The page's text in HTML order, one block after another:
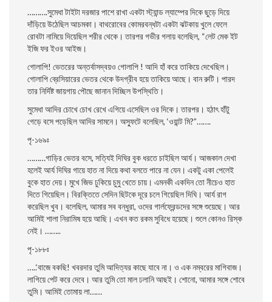
……….সুমেধা টাইটা দরজার পাশে রাখা একটা স্ট্যান্ড ল্যাম্পের দিকে ছুড়ে দিয়ে
দাঁড়িয়ে উঠেছিল আচমকা। বাথরােবের কোমরবন্ধটা একটা ঝটকায় খুলে ফেলে
রােবটা নামিয়ে দিয়েছিল শরীর থেকে। তারপর গভীর গলায় বলেছিল, “লেট মেক ইট
ইজি ফর ইওর আইজ।
গােলাপি! ভেতরের অন্তর্বাসদ্বয়ও গােলাপি ! আদি হাঁ করে তাকিয়ে দেখেছিল।
গােলাপি ব্রেসিয়ারের ভেতর থেকে উদগ্রীব হয়ে তাকিয়ে আছে। বান রুটি। পারদ
তার নির্দিষ্ট জায়গায় পৌছে জানান দিচ্ছিল উপস্থিতি।
সুমেধা আদির চোখে চোখ রেখে এগিয়ে এসেছিল ওর দিকে। তারপর। হঠাৎ হাঁটু
গেড়ে বসে পড়েছিল আদির সামনে। অস্ফুটে বলেছিল, ‘ওয়ান্টমি?”…….
পৃ-১৬৯ঃ
………গাড়ির ভেতর বসে, সত্যিই দিঘির বুক ধরতে চাইছিল আর্য। আজকাল দেখা
হলেই আর্য দিঘির গায়ে হাত না দিয়ে কথা বলতে পারে না যেন। একটু একা পেলেই
বুকে হাত দেয়। মুখে জিভ ঢুকিয়ে চুমু খেতে চায়। এমনকী একদিন তাে নীচেও হাত
দিতে গিয়েছিল। বিরক্তিতে সেদিন ছিটকে দূরে চলে গিয়েছিল দিঘি। আর্য রাগ
করেছিল খুব। বলেছিল, আমার সব বন্ধুরা, ওদের গার্লফ্রেন্ডদের সঙ্গে শুয়েছে। আর
আমিই শালা নিরামিষ হয়ে আছি। এখন কত রকম সুবিধে হয়েছে। শুলে কোনও রিস্ক
নেই। ……..
পৃ-১৮৮ঃ
…..‘বাজে বকছি! খবরদার তুমি আদিত্যর কাছে যাবে না। ও এক নম্বরের মাগিবাজ।
লাগিয়ে পেট করে দেবে। আর তুমি তাে মাল ঢলানি আছই। শােনাে, আমার সঙ্গে শােবে
তুমি। আমিই তােমায় লা……